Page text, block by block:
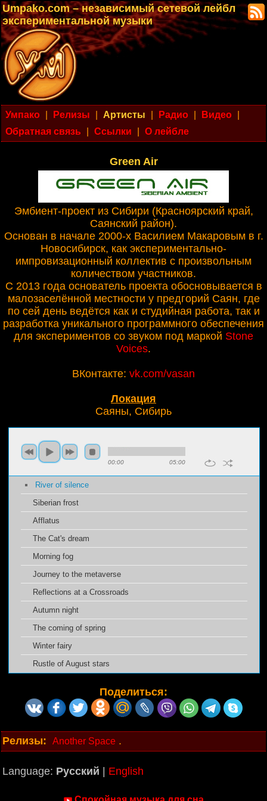
Umpako.com – независимый сетевой лейбл
экспериментальной музыки
Умпако Релизы Артисты Радио Видео
Обратная связь
Ссылки О лейбле
Green Air
Эмбиент-проект из Сибири (Красноярский край,
Саянcкий район).
Основан в начале 2000-х Василием Макаровым в г.
Новосибирск, как экспериментально-
импровизационный коллектив с произвольным
количеством участников.
С 2013 года основатель проекта обосновывается в
малозаселённой местности у предгорий Саян, где
по сей день ведётся как и студийная работа, так и
разработка уникального программного обеспечения
для экспериментов со звуком под маркой Stone
Voices.
ВКонтакте: vk.com/vasan
Локация
Саяны, Сибирь
00:00 05:00
River of silence
Siberian frost
Afflatus
The Cat's dream
Morning fog
Journey to the metaverse
Reflections at a Crossroads
Autumn night
The coming of spring
Winter fairy
Rustle of August stars
Поделиться:
Релизы: Another Space .
Language: Русский English